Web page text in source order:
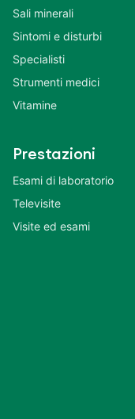
Sali minerali
Sintomi e disturbi
Specialisti
Strumenti medici
Vitamine
Prestazioni
Esami di laboratorio
Televisite
Visite ed esami